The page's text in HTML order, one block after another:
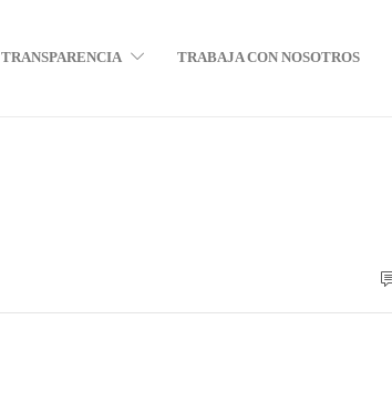
TRANSPARENCIA TRABAJA CON NOSOTROS